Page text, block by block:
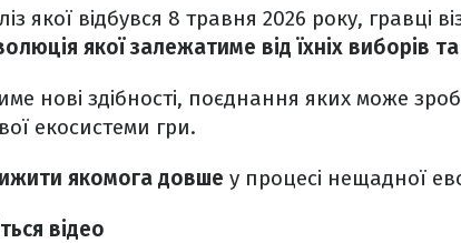
якої відбувся 8 травня 2026 року, гравці
якої залежатиме від їхніх виборів
нові здібності, поєднання яких може
екосистеми гри.
якомога довше у процесі нещадної
відео